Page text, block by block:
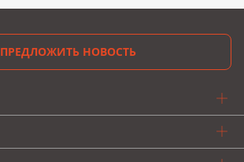
ПРЕДЛОЖИТЬ НОВОСТЬ